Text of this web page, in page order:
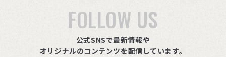
FOLLOW US
公式SNSで最新情報や
オリジナルのコンテンツを配信しています。